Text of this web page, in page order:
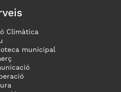
Climàtica
municipal